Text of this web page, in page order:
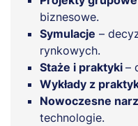
biznesowe.
Symulacje –
rynkowych.
Staże i praktyki –
Wykłady z
Nowoczesne
technologie.